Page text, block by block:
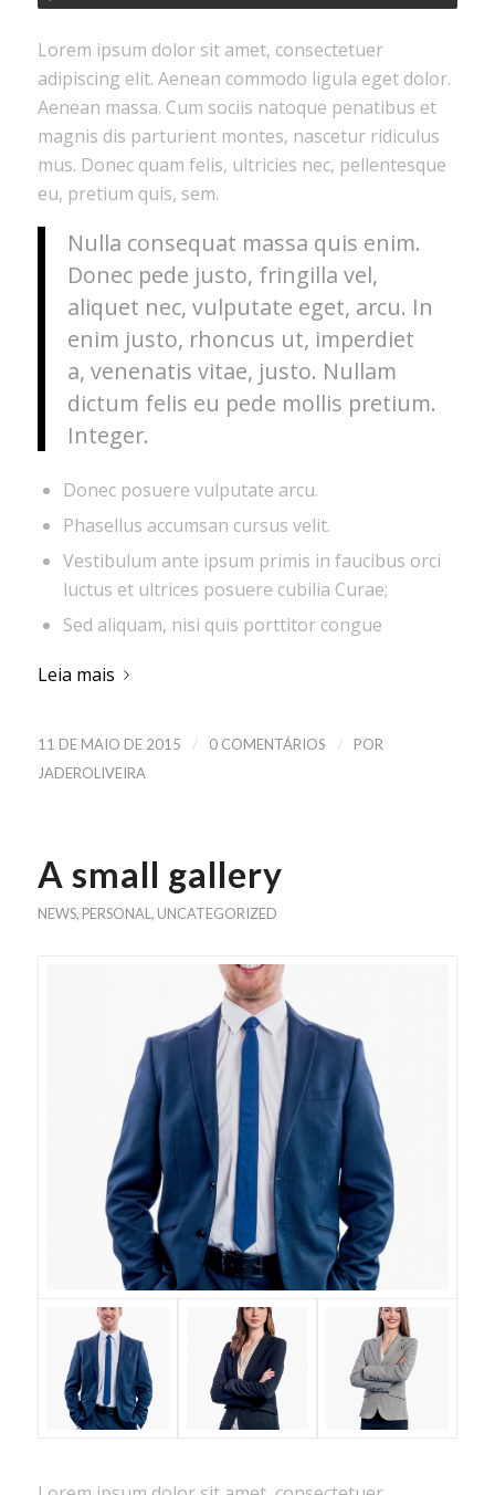
Lorem ipsum dolor sit amet, consectetuer
adipiscing elit. Aenean commodo ligula eget dolor.
Aenean massa. Cum sociis natoque penatibus et
magnis dis parturient montes, nascetur ridiculus
mus. Donec quam felis, ultricies nec, pellentesque
eu, pretium quis, sem.
Nulla consequat massa quis enim.
Donec pede justo, fringilla vel,
aliquet nec, vulputate eget, arcu. In
enim justo, rhoncus ut, imperdiet
a, venenatis vitae, justo. Nullam
dictum felis eu pede mollis pretium.
Integer.
Donec posuere vulputate arcu.
Phasellus accumsan cursus velit.
Vestibulum ante ipsum primis in faucibus orci
luctus et ultrices posuere cubilia Curae;
Sed aliquam, nisi quis porttitor congue
Leia mais
11 DE MAIO DE 2015 / 0 COMENTÁRIOS /
POR
JADEROLIVEIRA
A small gallery
NEWS, PERSONAL , UNCATEGORIZED